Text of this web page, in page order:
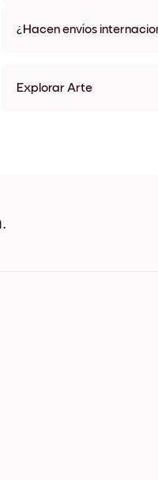
¿Hacen envíos
Explorar Arte